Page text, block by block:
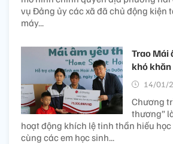
vụ Đảng ủy các xã đã chủ động kiện
máy...
Trao Mái
khó khăn
14/01/
Chương
thương”
hoạt động khích lệ tinh thần hiếu
cùng các em học sinh...